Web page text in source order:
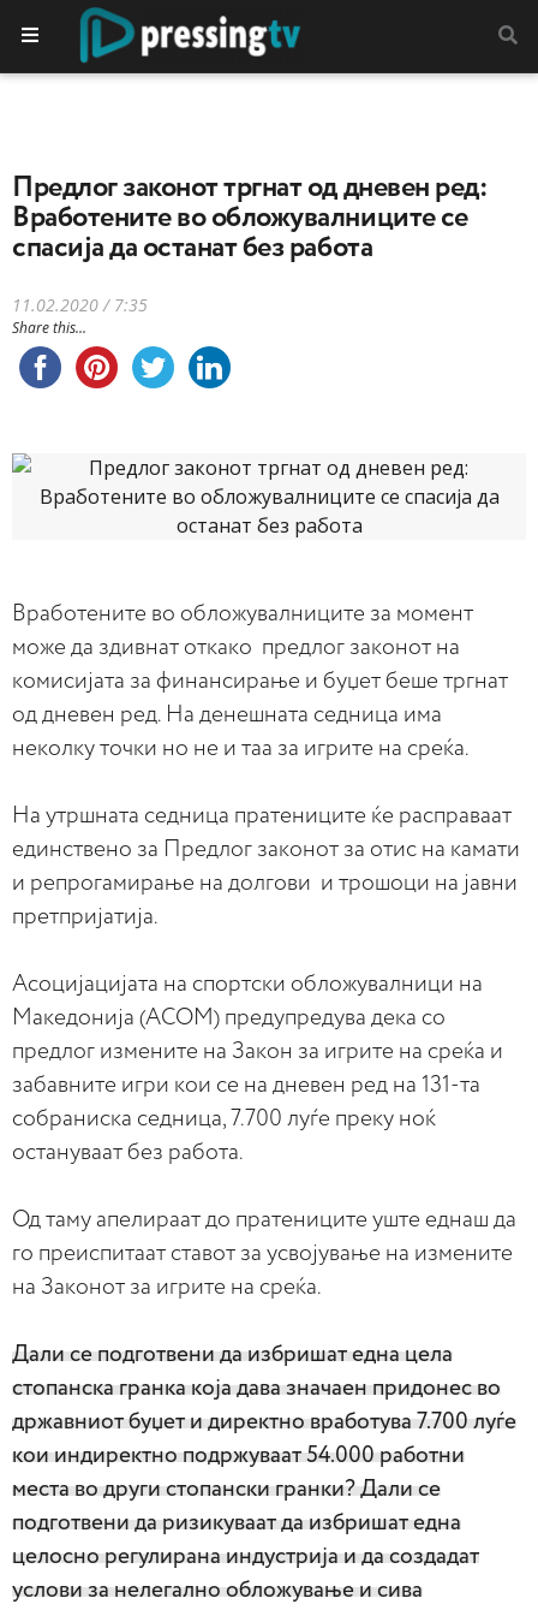
Предлог законот тргнат од дневен ред:
Вработените во обложувалниците се
спасија да останат без работа
11.02.2020 / 7:35
Share this...
Вработените во обложувалниците за момент
може да здивнат откако предлог законот на
комисијата за финансирање и буџет беше тргнат
од дневен ред. На денешната седница има
неколку точки но не и таа за игрите на среќа.
На утршната седница пратениците ќе расправаат
единствено за Предлог законот за отис на камати
и репрогамирање на долгови и трошоци на јавни
претпријатија.
Асоцијацијата на спортски обложувалници на
Македонија (АСОМ) предупредува дека со
предлог измените на Закон за игрите на среќа и
забавните игри кои се на дневен ред на 131-та
собраниска седница, 7.700 луѓе преку ноќ
остануваат без работа.
Од таму апелираат до пратениците уште еднаш да
го преиспитаат ставот за усвојување на измените
на Законот за игрите на среќа.
Дали се подготвени да избришат една цела
стопанска гранка која дава значаен придонес во
државниот буџет и директно вработува 7.700 луѓе
кои индиректно подржуваат 54.000 работни
места во други стопански гранки? Дали се
подготвени да ризикуваат да избришат една
целосно регулирана индустрија и да создадат
услови за нелегално обложување и сива